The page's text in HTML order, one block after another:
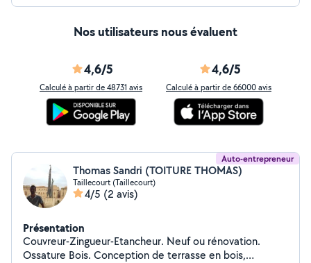
Nos utilisateurs nous évaluent
4,6/5
Calculé à partir de 48731 avis
4,6/5
Calculé à partir de 66000 avis
Auto-entrepreneur
Thomas Sandri (TOITURE THOMAS)
Taillecourt (Taillecourt)
4/5 (2 avis)
Présentation
Couvreur-Zingueur-Etancheur. Neuf ou rénovation.
Ossature Bois. Conception de terrasse en bois,